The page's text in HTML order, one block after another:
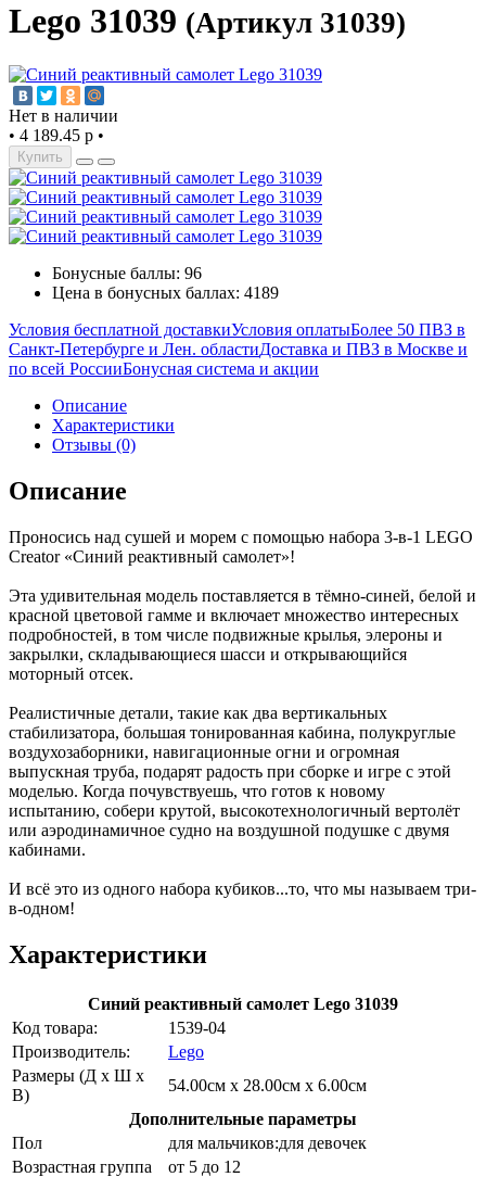
Lego 31039 (Артикул 31039)
Нет в наличии
• 4 189.45 р •
Купить
Бонусные баллы: 96
Цена в бонусных баллах: 4189
Условия бесплатной доставкиУсловия оплатыБолее 50 ПВЗ в
Санкт-Петербурге и Лен. областиДоставка и ПВЗ в Москве и
по всей РоссииБонусная система и акции
Описание
Характеристики
Отзывы (0)
Описание
Проносись над сушей и морем с помощью набора 3-в-1 LEGO
Creator «Синий реактивный самолет»!
Эта удивительная модель поставляется в тёмно-синей, белой и
красной цветовой гамме и включает множество интересных
подробностей, в том числе подвижные крылья, элероны и
закрылки, складывающиеся шасси и открывающийся
моторный отсек.
Реалистичные детали, такие как два вертикальных
стабилизатора, большая тонированная кабина, полукруглые
воздухозаборники, навигационные огни и огромная
выпускная труба, подарят радость при сборке и игре с этой
моделью. Когда почувствуешь, что готов к новому
испытанию, собери крутой, высокотехнологичный вертолёт
или аэродинамичное судно на воздушной подушке с двумя
кабинами.
И всё это из одного набора кубиков...то, что мы называем три-
в-одном!
Характеристики
Синий реактивный самолет Lego 31039
Код товара:
1539-04
Производитель:
Lego
Размеры (Д х Ш х
В)
54.00см x 28.00см x 6.00см
Дополнительные параметры
Пол
для мальчиков:для девочек
Возрастная группа
от 5 до 12